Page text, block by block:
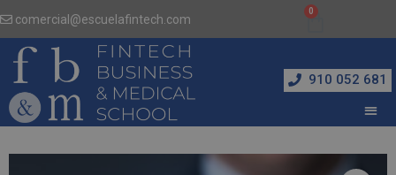
comercial@escuelafintech.com
910 052 681
Inicio/ Administración y Dirección de Empresas / Máster en Compliance Officer